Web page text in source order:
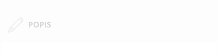
POPIS